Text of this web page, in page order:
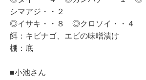
シマアジ・・２
◎イサキ・・８ ◎クロソイ・・４
餌：キビナゴ、エビの味噌漬け
棚：底
■小池さん